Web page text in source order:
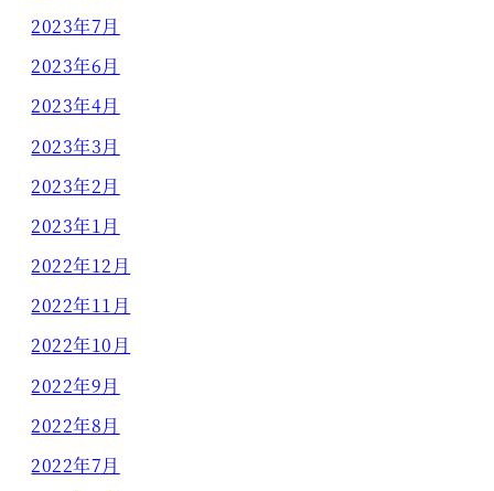
2023年7月
2023年6月
2023年4月
2023年3月
2023年2月
2023年1月
2022年12月
2022年11月
2022年10月
2022年9月
2022年8月
2022年7月